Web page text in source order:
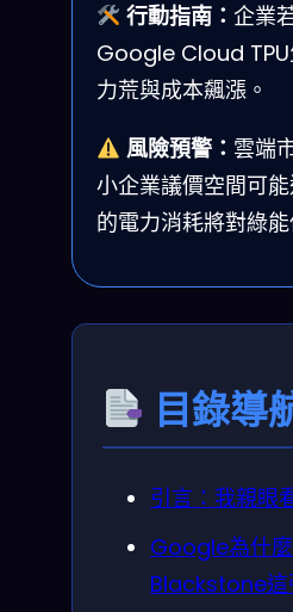
行動指南： 企業
Google Cloud TPU
力荒與成本飆漲。
風險預警： 雲端
小企業議價空間可
的電力消耗將對綠
目錄導
引言：我親眼
Google為什
Blackstone這